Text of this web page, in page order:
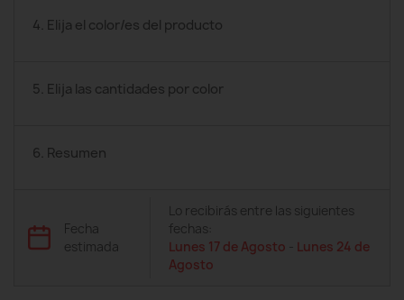
4. Elija el color/es del producto
5. Elija las cantidades por color
6. Resumen
Fecha
estimada
Lo recibirás entre las siguientes
fechas:
Lunes 17 de Agosto - Lunes 24 de
Agosto